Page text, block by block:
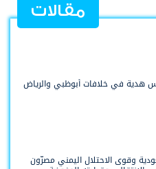
مقالات
هدية في خلافات أبوظبي والرياض
وقوى الاحتلال اليمني مصرّون